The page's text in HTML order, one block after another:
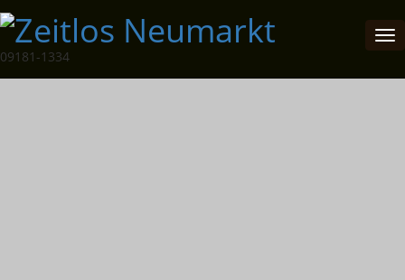
09181-1334